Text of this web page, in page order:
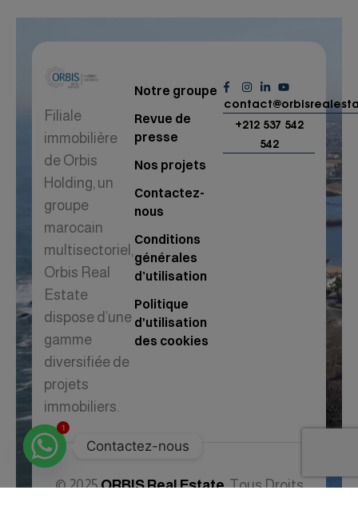
Filiale
immobilière
de Orbis
Holding, un
groupe
marocain
multisectoriel,
Orbis Real
Estate
dispose d’une
gamme
diversifiée de
projets
immobiliers.
Notre groupe
Revue de
presse
Nos projets
Contactez-
nous
Conditions
générales
d’utilisation
Politique
d'utilisation
des cookies
+212 537 542
542
© 2025ORBIS Real Estate. Tous Droits
1
Contactez-nous